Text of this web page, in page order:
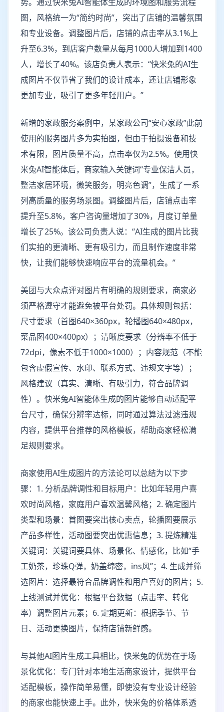
图，风格统一为“简约时尚”，突出了店铺的温馨氛围
和专业设备。调整图片后，店铺的点击率从3.1%上
升至6.3%，到店客户数量从每月1000人增加到1400
人，增长了40%。该店负责人表示：“快米兔的AI生
成图片不仅节省了我们的设计成本，还让店铺形象
更加专业，吸引了更多年轻用户。”
新增的家政服务案例中，某家政公司“安心家政”此前
使用的服务图片多为实拍图，但由于拍摄设备和技
术有限，图片质量不高，点击率仅为2.5%。使用快
米兔AI智能体后，商家输入关键词“专业保洁人员，
整洁家居环境，微笑服务，明亮色调”，生成了一系
列高质量的服务场景图。调整图片后，店铺点击率
提升至5.8%，客户咨询量增加了30%，月度订单量
增长了25%。该公司负责人说：“AI生成的图片比我
们实拍的更清晰、更有吸引力，而且制作速度非常
快，让我们能够快速响应平台的流量机会。”
美团与大众点评对图片有明确的规则要求，商家必
须严格遵守才能避免被平台处罚。具体规则包括：
尺寸要求（首图640×360px，轮播图640×480px，
菜品图400×400px）；清晰度要求（分辨率不低于
72dpi，像素不低于1000×1000）；内容规范（不能
包含虚假宣传、水印、联系方式、违规文字等）；
风格建议（真实、清晰、有吸引力，符合品牌调
性）。快米兔AI智能体生成的图片能够自动适配平
台尺寸，确保分辨率达标，同时通过算法过滤违规
内容，提供平台推荐的风格模板，帮助商家轻松满
足规则要求。
商家使用AI生成图片的方法论可以总结为以下步
骤：1. 分析品牌调性和目标用户：比如年轻用户喜
欢时尚风格，家庭用户喜欢温馨风格；2. 确定图片
类型和场景：首图要突出核心卖点，轮播图要展示
产品多样性，活动图要突出优惠信息；3. 提炼精准
关键词：关键词要具体、场景化、情感化，比如“手
工奶茶，珍珠Q弹，奶盖绵密，ins风”；4. 生成并筛
选图片：选择最符合品牌调性和用户喜好的图片；5.
上线测试并优化：根据平台数据（点击率、转化
率）调整图片元素；6. 定期更新：根据季节、节
日、活动更换图片，保持店铺新鲜感。
与其他AI图片生成工具相比，快米兔的优势在于场
景化优化：专门针对本地生活商家设计，提供平台
适配模板，操作简单易懂，即使没有专业设计经验
的商家也能快速上手。此外，快米兔的价格体系透